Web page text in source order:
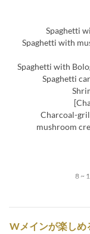
・Spaghetti with
Charcoal-
mushroom
【平日】Wメインが